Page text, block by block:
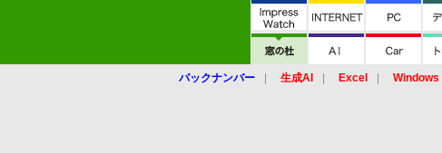
バックナンバー 生成AI Excel Windows